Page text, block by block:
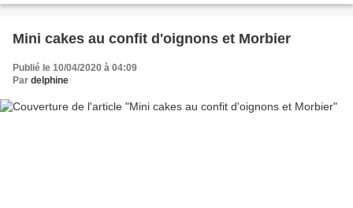
Mini cakes au confit d'oignons et Morbier
Publié le 10/04/2020 à 04:09
Par delphine